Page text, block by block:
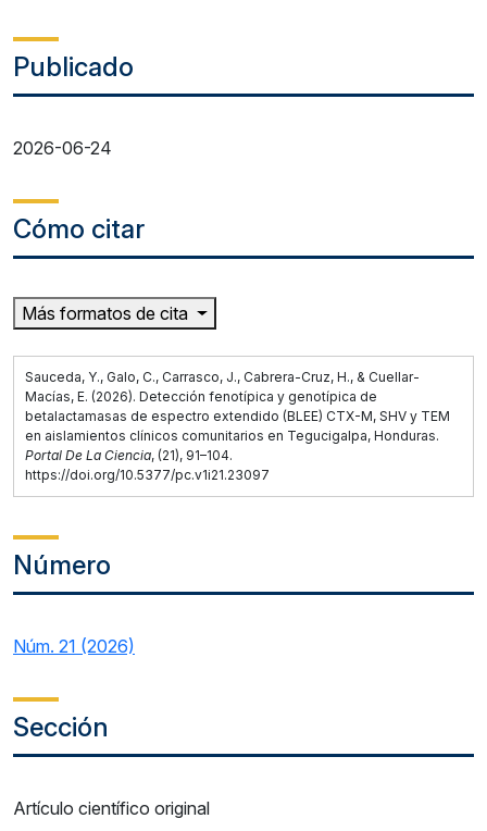
Publicado
2026-06-24
Cómo citar
Más formatos de cita
Sauceda, Y., Galo, C., Carrasco, J., Cabrera-Cruz, H., & Cuellar-
Macías, E. (2026). Detección fenotípica y genotípica de
betalactamasas de espectro extendido (BLEE) CTX-M, SHV y TEM
en aislamientos clínicos comunitarios en Tegucigalpa, Honduras.
Portal De La Ciencia, (21), 91–104.
https://doi.org/10.5377/pc.v1i21.23097
Número
Núm. 21 (2026)
Sección
Artículo científico original